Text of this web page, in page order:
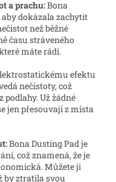
a prachu:Bona
dokázala zachytit
než běžné
času stráveného
máte rádi.
efektu
nečistoty, což
Už žádné
jen přesouvají z místa
Bona Dusting Pad je
což znamená, že je
Můžete ji
by ztratila svou